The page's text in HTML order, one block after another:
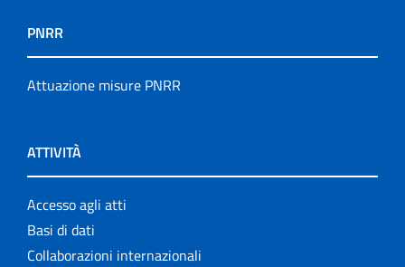
PNRR
Attuazione misure PNRR
ATTIVITÀ
Accesso agli atti
Basi di dati
Collaborazioni internazionali